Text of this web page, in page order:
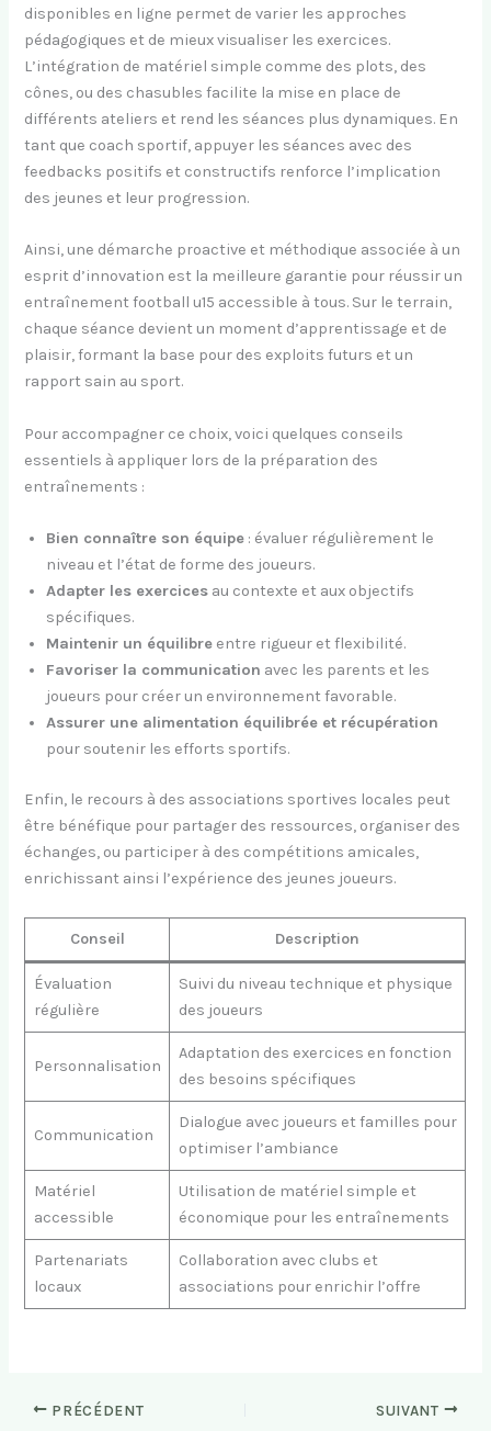
disponibles en ligne permet de varier les approches
pédagogiques et de mieux visualiser les exercices.
L’intégration de matériel simple comme des plots, des
cônes, ou des chasubles facilite la mise en place de
différents ateliers et rend les séances plus dynamiques. En
tant que coach sportif, appuyer les séances avec des
feedbacks positifs et constructifs renforce l’implication
des jeunes et leur progression.
Ainsi, une démarche proactive et méthodique associée à un
esprit d’innovation est la meilleure garantie pour réussir un
entraînement football u15 accessible à tous. Sur le terrain,
chaque séance devient un moment d’apprentissage et de
plaisir, formant la base pour des exploits futurs et un
rapport sain au sport.
Pour accompagner ce choix, voici quelques conseils
essentiels à appliquer lors de la préparation des
entraînements :
Bien connaître son équipe : évaluer régulièrement le
niveau et l’état de forme des joueurs.
Adapter les exercices au contexte et aux objectifs
spécifiques.
Maintenir un équilibre entre rigueur et flexibilité.
Favoriser la communication avec les parents et les
joueurs pour créer un environnement favorable.
Assurer une alimentation équilibrée et récupération
pour soutenir les efforts sportifs.
Enfin, le recours à des associations sportives locales peut
être bénéfique pour partager des ressources, organiser des
échanges, ou participer à des compétitions amicales,
enrichissant ainsi l’expérience des jeunes joueurs.
Conseil Description
Évaluation
régulière
Suivi du niveau technique et physique
des joueurs
Personnalisation
Adaptation des exercices en fonction
des besoins spécifiques
Communication
Dialogue avec joueurs et familles pour
optimiser l’ambiance
Matériel
accessible
Utilisation de matériel simple et
économique pour les entraînements
Partenariats
locaux
Collaboration avec clubs et
associations pour enrichir l’offre
PRÉCÉDENT SUIVANT